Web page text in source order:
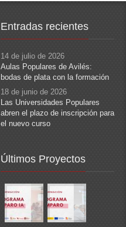
Entradas recientes
14 de julio de 2026
Aulas Populares de Avilés:
bodas de plata con la formación
18 de junio de 2026
Las Universidades Populares
abren el plazo de inscripción para
el nuevo curso
Últimos Proyectos